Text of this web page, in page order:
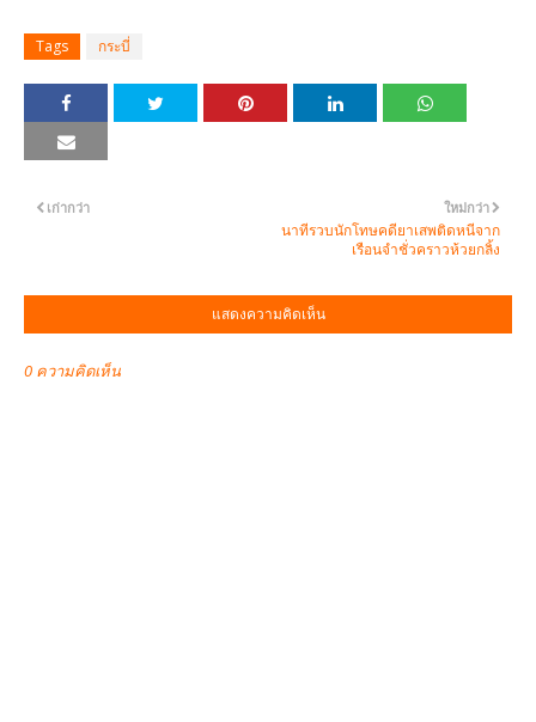
Tags กระบี่
ใหม่กว่า
นาทีรวบนักโทษคดียาเสพติดหนีจาก
เรือนจำชั่วคราวห้วยกลิ้ง
เก่ากว่า
แสดงความคิดเห็น
0 ความคิดเห็น